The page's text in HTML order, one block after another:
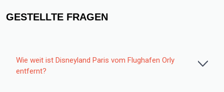
GESTELLTE FRAGEN
Wie weit ist Disneyland Paris vom Flughafen Orly
entfernt?